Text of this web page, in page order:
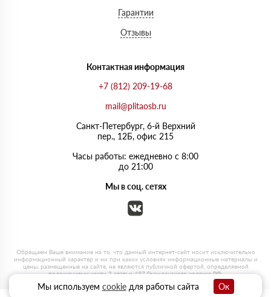
Гарантии
Отзывы
Контактная информация
+7 (812) 209-19-68
mail@plitaosb.ru
Санкт-Петербург, 6-й Верхний
пер., 12Б, офис 215
Часы работы: ежедневно с 8:00
до 21:00
Мы в соц. сетях
Мы используем cookieдля работы сайта Ок